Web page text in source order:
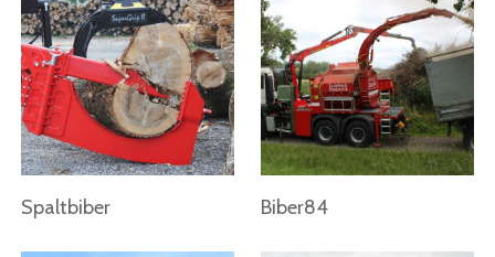
Spaltbiber Biber84